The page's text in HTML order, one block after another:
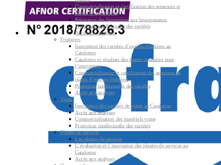
Commercialisation et certification des semences et
plants de légumières
Résistance des légumières aux bioagresseurs
Protection intellectuelle des variétés
Accès aux analyses
Fruitières
Inscription des variétés d’espèces fruitières au
Catalogue
Catalogue et résultats des études conduites pour
l’inscription
Commercialisation et certification des semences &
plants d’espèces fruitières
Protection intellectuelle des variétés
Accès aux analyses
Vigne
Inscription des variétés de vigne au Catalogue
Accès aux analyses
Commercialisation des matériels vigne
Protection intellectuelle des variétés
Plantes de services
Les plantes de services
L’évaluation et l’inscription des plantes de services au
Catalogue
Accès aux analyses